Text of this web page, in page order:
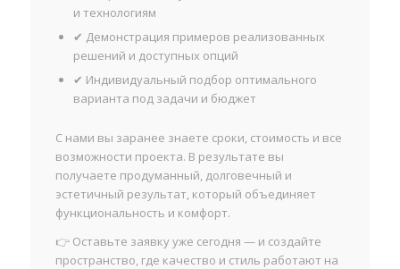
и технологиям
✔ Демонстрация примеров реализованных
решений и доступных опций
✔ Индивидуальный подбор оптимального
варианта под задачи и бюджет
С нами вы заранее знаете сроки, стоимость и все
возможности проекта. В результате вы
получаете продуманный, долговечный и
эстетичный результат, который объединяет
функциональность и комфорт.
👉 Оставьте заявку уже сегодня — и создайте
пространство, где качество и стиль работают на